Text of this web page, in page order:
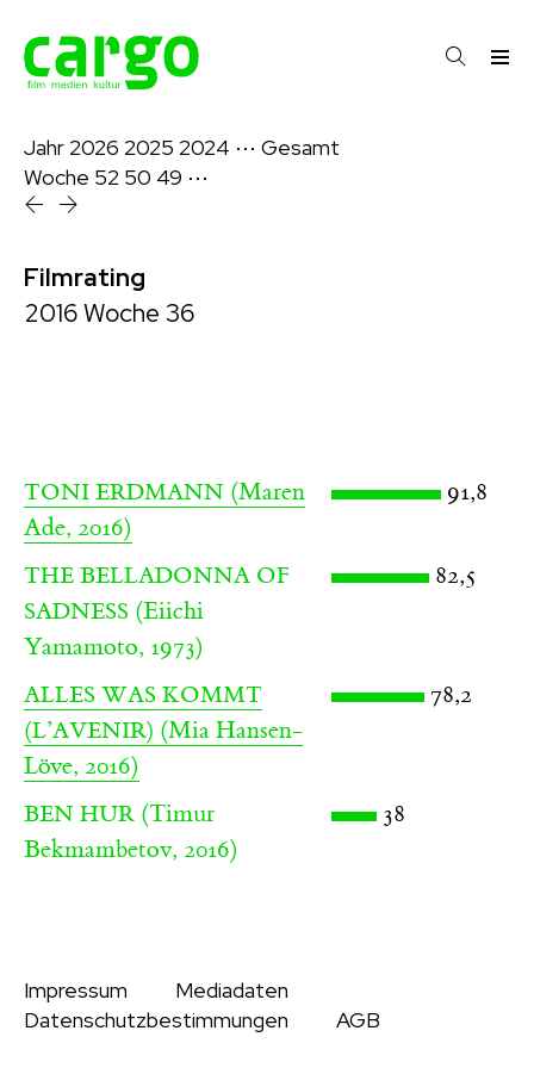
Jahr 2026 2025 2024 ⋯ Gesamt
Woche 52 50 49 ⋯
Filmrating
2016 Woche 36
TONI ERDMANN (Maren
Ade, 2016)
91,8
THE BELLADONNA OF
SADNESS (Eiichi
Yamamoto, 1973)
82,5
ALLES WAS KOMMT
(L’AVENIR) (Mia Hansen-
Löve, 2016)
78,2
BEN HUR (Timur
Bekmambetov, 2016)
38
Impressum
Mediadaten
Datenschutzbestimmungen
AGB